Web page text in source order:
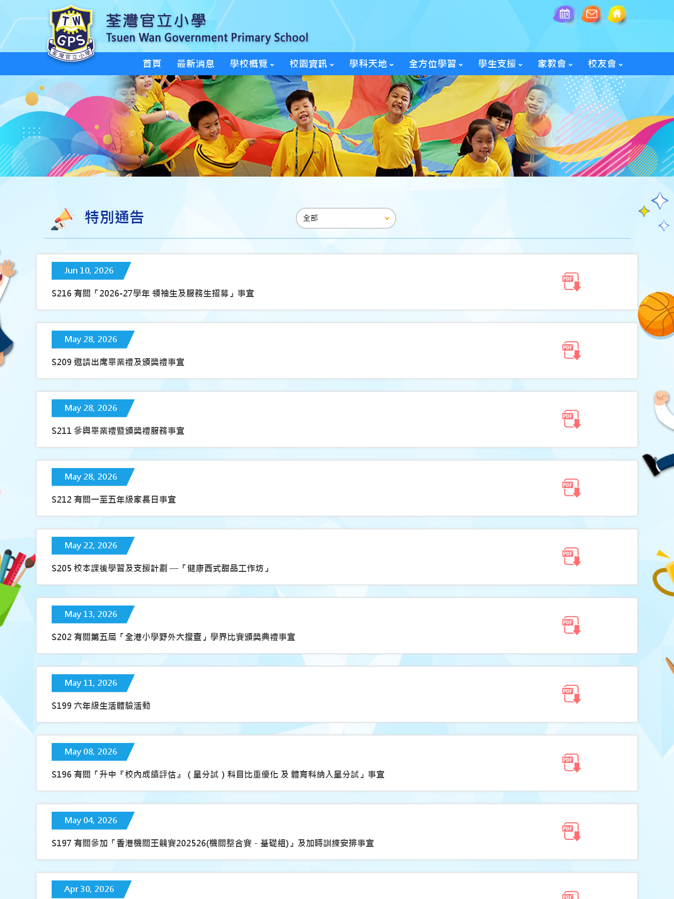
首頁 最新消息 學校概覽 校園資訊 學科天地 全方位學習 學生支援 家教會 校友會
特別通告
Jun 10, 2026
S216 有關「2026-27學年 領袖生及服務生招募」事宜
May 28, 2026
S209 邀請出席畢業禮及頒獎禮事宜
May 28, 2026
S211 參與畢業禮暨頒獎禮服務事宜
May 28, 2026
S212 有關一至五年級家長日事宜
May 22, 2026
S205 校本課後學習及支援計劃 —「健康西式甜品工作坊」
May 13, 2026
S202 有關第五屆「全港小學野外大搜查」學界比賽頒獎典禮事宜
May 11, 2026
S199 六年級生活體驗活動
May 08, 2026
S196 有關「升中『校內成績評估』（呈分試）科目比重優化 及 體育科納入呈分試」事宜
May 04, 2026
S197 有關參加「香港機關王競賽202526(機關整合賽－基礎組)」及加時訓練安排事宜
Apr 30, 2026